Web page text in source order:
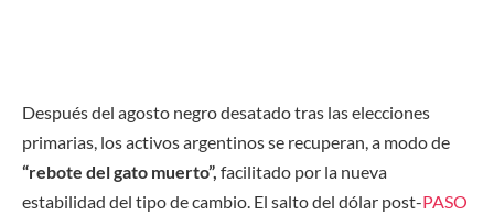
Después del agosto negro desatado tras las elecciones
primarias, los activos argentinos se recuperan, a modo de
“rebote del gato muerto”, facilitado por la nueva
estabilidad del tipo de cambio. El salto del dólar post-PASO